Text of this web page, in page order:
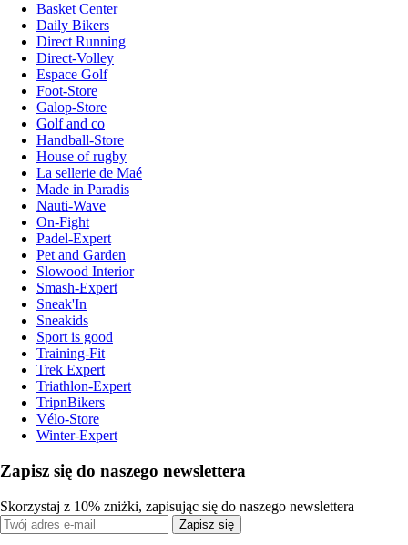
Basket Center
Daily Bikers
Direct Running
Direct-Volley
Espace Golf
Foot-Store
Galop-Store
Golf and co
Handball-Store
House of rugby
La sellerie de Maé
Made in Paradis
Nauti-Wave
On-Fight
Padel-Expert
Pet and Garden
Slowood Interior
Smash-Expert
Sneak'In
Sneakids
Sport is good
Training-Fit
Trek Expert
Triathlon-Expert
TripnBikers
Vélo-Store
Winter-Expert
Zapisz się do naszego newslettera
Skorzystaj z 10% zniżki, zapisując się do naszego newslettera
Zapisz się